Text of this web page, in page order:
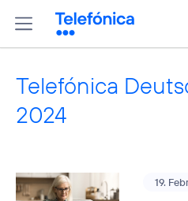
Telefónica
2024
19.